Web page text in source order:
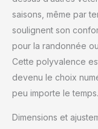
saisons, même par
soulignent son
pour la randonnée
Cette polyvalence
devenu le choix
peu importe le temps.
Dimensions et